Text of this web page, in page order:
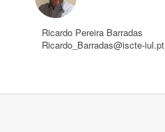
Ricardo Pereira Barradas
Ricardo_Barradas@iscte-iul.pt